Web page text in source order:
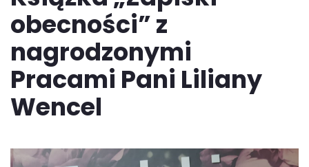
obecności” z
nagrodzonymi
Pracami Pani Liliany
Wencel